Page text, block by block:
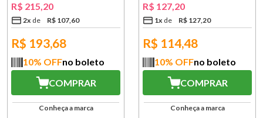
R$ 215,20
2x R$ 107,60
R$ 193,68
10% OFFno boleto
COMPRAR
Conheça a marca
R$ 127,20
1x R$ 127,20
R$ 114,48
10% OFFno boleto
COMPRAR
Conheça a marca